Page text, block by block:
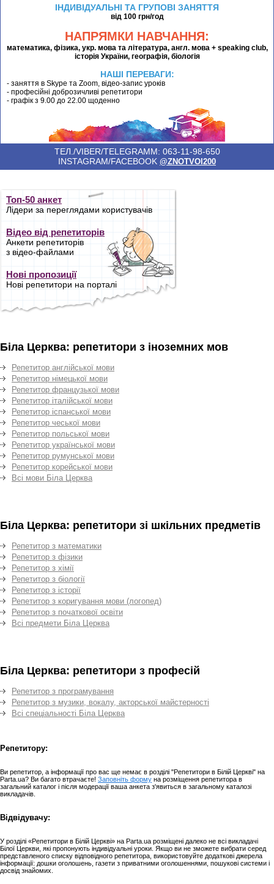
ІНДИВІДУАЛЬНІ ТА ГРУПОВІ ЗАНЯТТЯ
від 100 грн/год
НАПРЯМКИ НАВЧАННЯ:
математика, фізика, укр. мова та література, англ. мова + speaking club,
історія України, географія, біологія
НАШІ ПЕРЕВАГИ:
- заняття в Skype та Zoom, відео-запис уроків
- професійні доброзичливі репетитори
- графік з 9.00 до 22.00 щоденно
ТЕЛ./VIBER/TELEGRAMM: 063-11-98-650
INSTAGRAM/FACEBOOK @ZNOTVOI200
Топ-50 анкет
Лідери за переглядами користувачів
Відео від репетиторів
Анкети репетиторів
з відео-файлами
Нові пропозиції
Нові репетитори на порталі
Біла Церква: репетитори з іноземних мов
Репетитор англійської мови
Репетитор німецької мови
Репетитор французької мови
Репетитор італійської мови
Репетитор іспанської мови
Репетитор чеської мови
Репетитор польської мови
Репетитор української мови
Репетитор румунської мови
Репетитор корейської мови
Всі мови Біла Церква
Біла Церква: репетитори зі шкільних предметів
Репетитор з математики
Репетитор з фізики
Репетитор з хімії
Репетитор з біології
Репетитор з історії
Репетитор з коригування мови (логопед)
Репетитор з початкової освіти
Всі предмети Біла Церква
Біла Церква: репетитори з професій
Репетитор з програмування
Репетитор з музики, вокалу, акторської майстерності
Всі спеціальності Біла Церква
Репетитору:
Ви репетитор, а інформації про вас ще немає в розділі "Репетитори в Білій Церкві" на
Parta.ua? Ви багато втрачаєте! Заповніть форму на розміщення репетитора в
загальний каталог і після модерації ваша анкета з'явиться в загальному каталозі
викладачів.
Відвідувачу:
У розділі «Репетитори в Білій Церкві» на Parta.ua розміщені далеко не всі викладачі
Білої Церкви, які пропонують індивідуальні уроки. Якщо ви не зможете вибрати серед
представленого списку відповідного репетитора, використовуйте додаткові джерела
інформації: дошки оголошень, газети з приватними оголошеннями, пошукові системи і
досвід знайомих.